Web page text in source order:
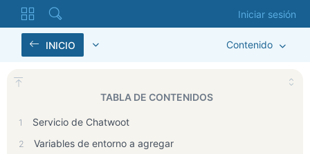
Iniciar sesión
INICIO Contenido
TABLA DE CONTENIDOS
1 Servicio de Chatwoot
2 Variables de entorno a agregar